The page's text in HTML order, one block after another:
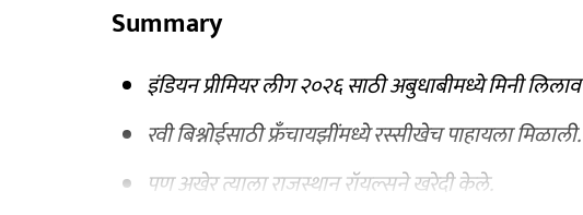
Summary
इंडियन प्रीमियर लीग २०२६ साठी अबुधाबीमध्ये मिनी
रवी बिश्नोईसाठी फ्रँचायझींमध्ये रस्सीखेच पाहायला मिळाली.
पण अखेर त्याला राजस्थान रॉयल्सने खरेदी केले.